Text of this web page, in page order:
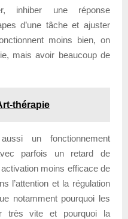
inhiber une réponse
d’une tâche et ajuster
moins bien, on
mais avoir beaucoup de
thérapie
un fonctionnement
parfois un retard de
moins efficace de
l’attention et la régulation
notamment pourquoi les
très vite et pourquoi la